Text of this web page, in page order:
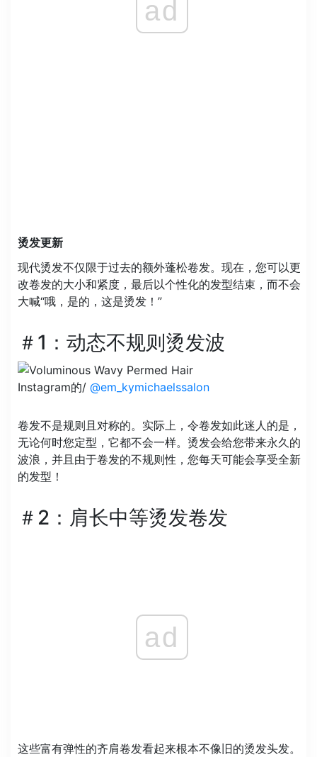
ad
烫发更新
现代烫发不仅限于过去的额外蓬松卷发。现在，您可以更
改卷发的大小和紧度，最后以个性化的发型结束，而不会
大喊“哦，是的，这是烫发！”
＃1：动态不规则烫发波
Instagram的/ @em_kymichaelssalon
卷发不是规则且对称的。实际上，令卷发如此迷人的是，
无论何时您定型，它都不会一样。烫发会给您带来永久的
波浪，并且由于卷发的不规则性，您每天可能会享受全新
的发型！
＃2：肩长中等烫发卷发
ad
这些富有弹性的齐肩卷发看起来根本不像旧的烫发头发。